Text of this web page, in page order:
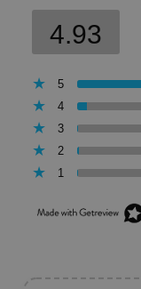
4.93
5
4
3
2
1